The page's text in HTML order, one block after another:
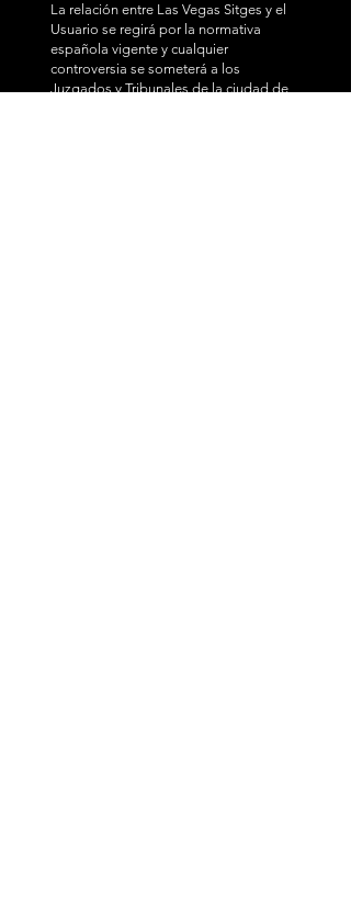
La relación entre Las Vegas Sitges y el
Usuario se regirá por la normativa
española vigente y cualquier
controversia se someterá a los
Juzgados y Tribunales de la ciudad de